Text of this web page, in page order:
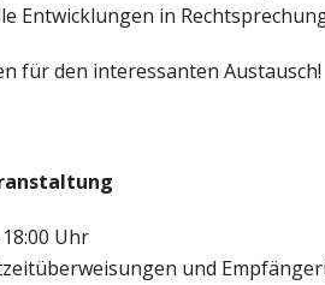
Entwicklungen in
für den interessanten Austausch!
Uhr
und